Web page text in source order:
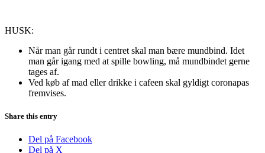
HUSK:
Når man går rundt i centret skal man bære mundbind. Idet
man går igang med at spille bowling, må mundbindet gerne
tages af.
Ved køb af mad eller drikke i cafeen skal gyldigt coronapas
fremvises.
Share this entry
Del på Facebook
Del på X